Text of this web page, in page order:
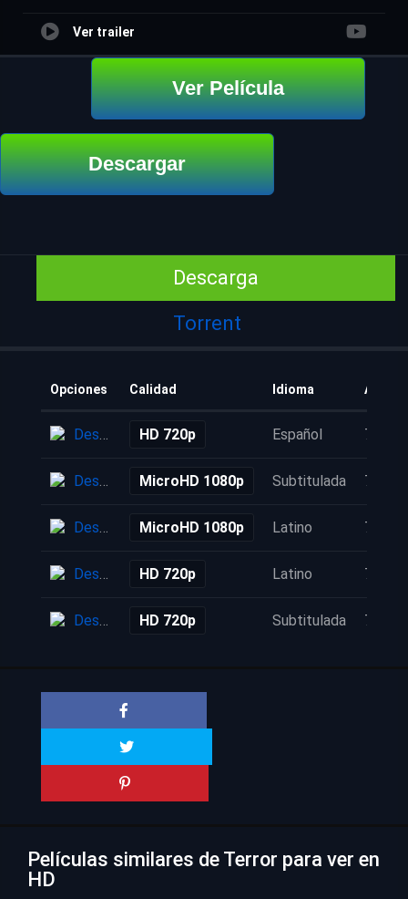
Ver trailer
Ver Película
Descargar
Descarga
Torrent
Opciones Calidad Idioma
Descarga HD 720p Español 7 años
Descarga MicroHD 1080p Subtitulada 7 años
Descarga MicroHD 1080p Latino 7 años
Descarga HD 720p Latino 7 años
Descarga HD 720p Subtitulada 7 años
Películas similares de Terror para ver en
HD